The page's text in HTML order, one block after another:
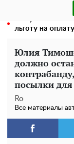
"прелестями":
льготу на
Юлия
должно
посылки
Ro
Все материалы